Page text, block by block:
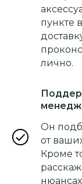
пункте
лично.
Он
от
Кроме